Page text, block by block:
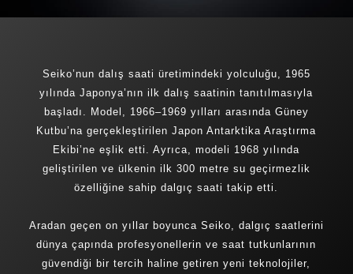
Seiko’nun dalış saati üretimindeki yolculuğu, 1965
yılında Japonya’nın ilk dalış saatinin tanıtılmasıyla
başladı. Model, 1966–1969 yılları arasında Güney
Kutbu’na gerçekleştirilen Japon Antarktika Araştırma
Ekibi’ne eşlik etti. Ayrıca, modeli 1968 yılında
geliştirilen ve ülkenin ilk 300 metre su geçirmezlik
özelliğine sahip dalgıç saati takip etti.
Aradan geçen on yıllar boyunca Seiko, dalgıç saatlerini
dünya çapında profesyonellerin ve saat tutkunlarının
güvendiği bir tercih haline getiren yeni teknolojiler,